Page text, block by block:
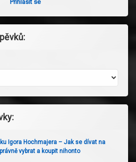
Přihlásit se
Igora Hochmajera – Jak se dívat na
vybrat a koupit nihonto